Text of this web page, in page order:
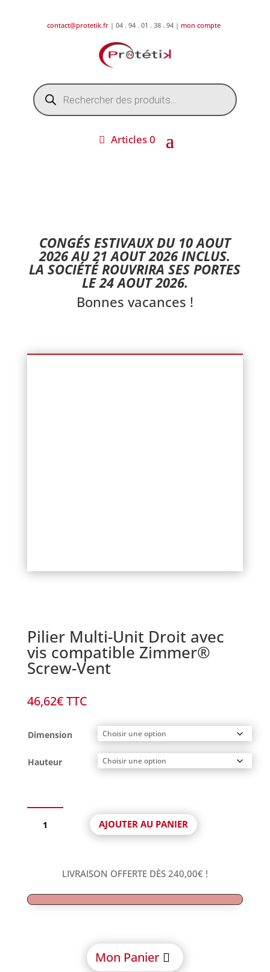
contact@protetik.fr | 04 . 94 . 01 . 38 . 94 | mon compte
Recherche
de
produits
Articles 0
CONGÉS ESTIVAUX DU 10 AOUT
2026 AU 21 AOUT 2026 INCLUS.
LA SOCIÉTÉ ROUVRIRA SES PORTES
LE 24 AOUT 2026.
Bonnes vacances !
Pilier Multi-Unit Droit avec
vis compatible Zimmer®
Screw-Vent
46,62€TTC
Dimension
Hauteur
avec
AJOUTER AU PANIER
LIVRAISON OFFERTE DÈS240,00€ !
Mon Panier